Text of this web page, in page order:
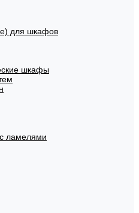
для шкафов
шкафы
ламелями